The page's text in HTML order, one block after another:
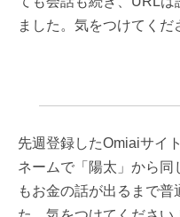
ました。気をつけてくだ
先週登録したOmiaiサイ
ネームで「陽太」から同
もお金の話が出るまで